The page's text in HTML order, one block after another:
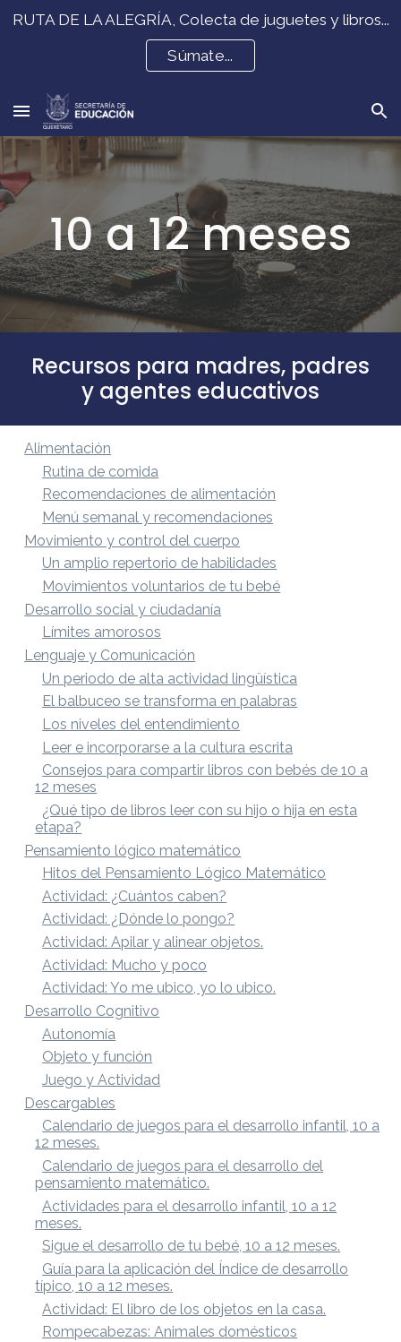
Skip to navigation
RUTA DE LA ALEGRÍA, Colecta de juguetes y libros...
Súmate...
10 a 12meses
Recursos para madres, padres
y agentes educativos
Alimentación
Rutina de comida
Recomendaciones de alimentación
Menú semanal y recomendaciones
Movimiento y control del cuerpo
Un amplio repertorio de habilidades
Movimientos voluntarios de tu bebé
Desarrollo social y ciudadanía
Límites amorosos
Lenguaje y Comunicación
Un periodo de alta actividad lingüística
El balbuceo se transforma en palabras
Los niveles del entendimiento
Leer e incorporarse a la cultura escrita
Consejos para compartir libros con bebés de 10 a
12 meses
¿Qué tipo de libros leer con su hijo o hija en esta
etapa?
Pensamiento lógico matemático
Hitos del Pensamiento Lógico Matemático
Actividad: ¿Cuántos caben?
Actividad: ¿Dónde lo pongo?
Actividad: Apilar y alinear objetos.
Actividad: Mucho y poco
Actividad: Yo me ubico, yo lo ubico.
Desarrollo Cognitivo
Autonomía
Objeto y función
Juego y Actividad
Descargables
Calendario de juegos para el desarrollo infantil, 10 a
12 meses.
Calendario de juegos para el desarrollo del
pensamiento matemático.
Actividades para el desarrollo infantil, 10 a 12
meses.
Sigue el desarrollo de tu bebé, 10 a 12 meses.
Guía para la aplicación del Índice de desarrollo
típico, 10 a 12 meses.
Actividad: El libro de los objetos en la casa.
Rompecabezas: Animales domésticos